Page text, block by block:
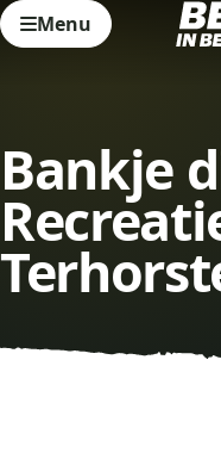
Menu
Bankje